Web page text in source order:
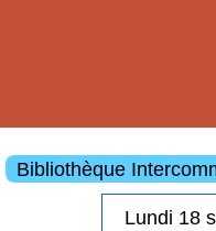
Bibliothèque
Lundi 18